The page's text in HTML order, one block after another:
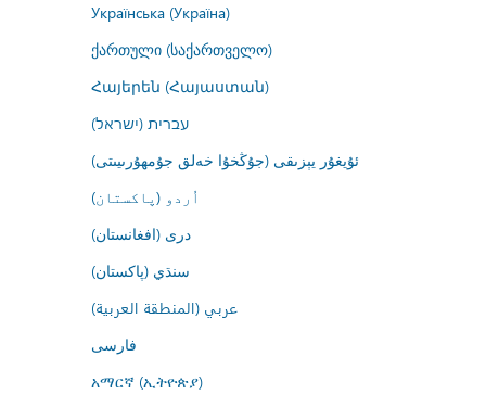
Українська (Україна)
ქართული (საქართველო)
Հայերեն (Հայաստան)
עברית (ישראל)
ئۇيغۇر يېزىقى (جۇڭخۇا خەلق جۇمھۇرىيىتى)
اُردو (پاکستان)
درى (افغانستان)
سنڌي (پاکستان)
عربي (المنطقة العربية)
فارسى
አማርኛ (ኢትዮጵያ)